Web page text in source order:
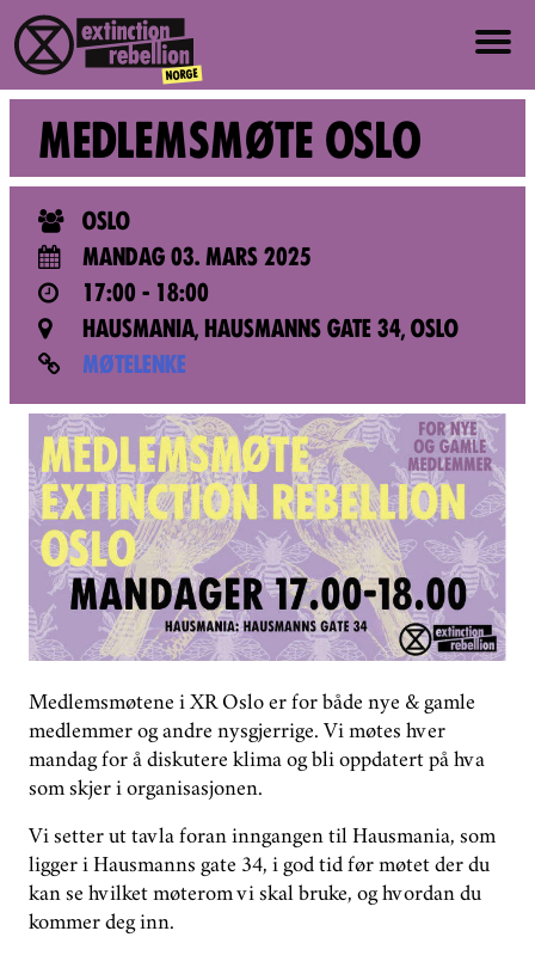
OM OSS
OM XR NORGE
VERDIER OG PRINSIPPER
BLI MED
NYHETER
PRESSE
EVENTER
GRUPPER
STØTT OSS
PLAN FOR UTFASING NÅ
ENGELSK
MEDLEMSMØTE OSLO
OSLO
MANDAG 03. MARS 2025
17:00 - 18:00
HAUSMANIA, HAUSMANNS GATE 34, OSLO
MØTELENKE
Medlemsmøtene i XR Oslo er for både nye & gamle
medlemmer og andre nysgjerrige. Vi møtes hver
mandag for å diskutere klima og bli oppdatert på hva
som skjer i organisasjonen.
Vi setter ut tavla foran inngangen til Hausmania, som
ligger i Hausmanns gate 34, i god tid før møtet der du
kan se hvilket møterom vi skal bruke, og hvordan du
kommer deg inn.